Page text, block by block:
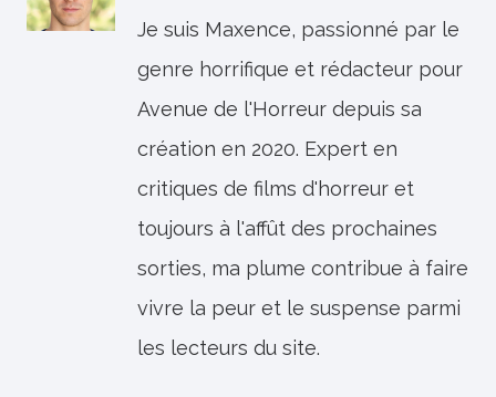
Je suis Maxence, passionné par le
genre horrifique et rédacteur pour
Avenue de l'Horreur depuis sa
création en 2020. Expert en
critiques de films d'horreur et
toujours à l'affût des prochaines
sorties, ma plume contribue à faire
vivre la peur et le suspense parmi
les lecteurs du site.